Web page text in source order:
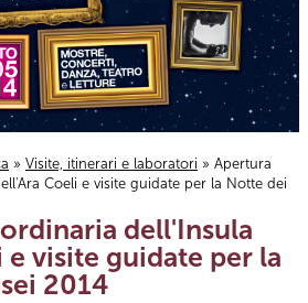
» Visite, itinerari e laboratori » Apertura
Coeli e visite guidate per la Notte dei
dell'Insula
visite guidate per la
2014